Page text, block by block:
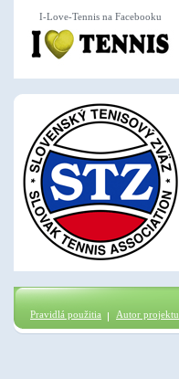
I-Love-Tennis na Facebooku
Pravidlá použitia Autor projektu